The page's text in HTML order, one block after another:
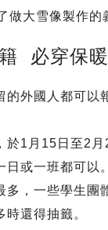
做大雪像製作的
必穿保
的外國人都可以
於1月15日至2
或一班都可以。
多，一些學生團
還得抽籤。